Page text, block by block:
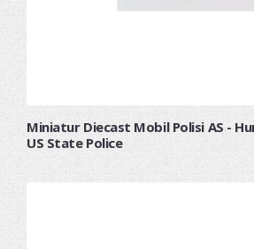
Miniatur Diecast Mobil Polisi AS -
US State Police